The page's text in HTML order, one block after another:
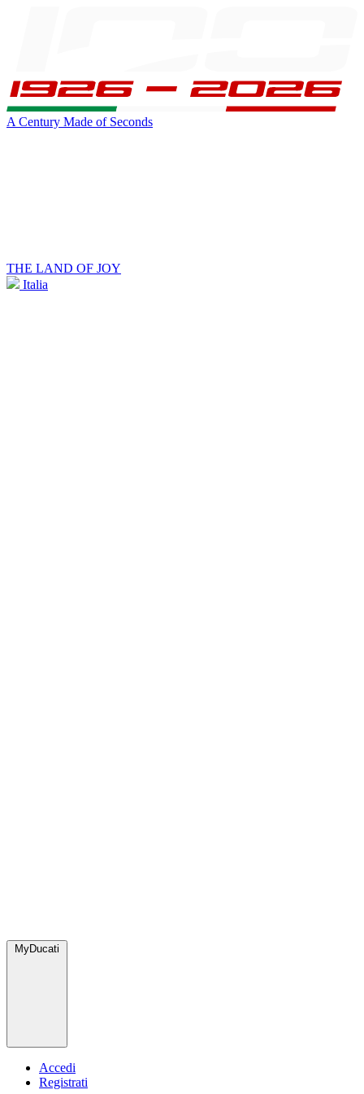
A Century Made of Seconds
THE LAND OF JOY
Italia
MyDucati
Accedi
Registrati